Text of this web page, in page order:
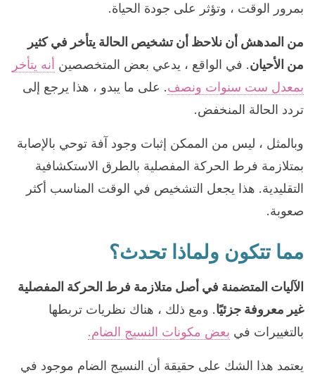
بمرور الوقت ، وتؤثر على جودة الحياة.
من المدهش أن نلاحظ أن تشخيص الحالة يتأخر في كثير
من الأحيان. في الواقع ، يدعي بعض المتخصصين أنه يتأخر
بمعدل ست سنوات ونصف. على ما يبدو ، هذا يرجع إلى
تردد الحالة المنخفض.
وبالمثل ، ليس من الممكن إثبات وجود آفة توحي بالإصابة
بمتلازمة فرط الحركة المفصلية بالطرق الاستكشافية
التقليدية. هذا يجعل التشخيص في الوقت المناسب أكثر
صعوبة.
مما تتكون ولماذا تحدث؟
الآليات المتضمنة في أصل متلازمة فرط الحركة المفصلية
غير معروفة جزئيًا. ومع ذلك ، هناك نظريات تربطها
بالتغييرات في بعض مكونات النسيج الضام.
يعتمد هذا الشك على حقيقة أن النسيج الضام موجود في